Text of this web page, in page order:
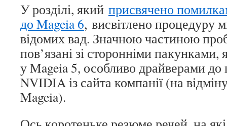
У розділі, який присвячено
до Mageia 6, висвітлено процедуру
відомих вад. Значною частиною
пов’язані зі сторонніми пакунками,
у Mageia 5, особливо драйверами до
NVIDIA із сайта компанії (на
Mageia).